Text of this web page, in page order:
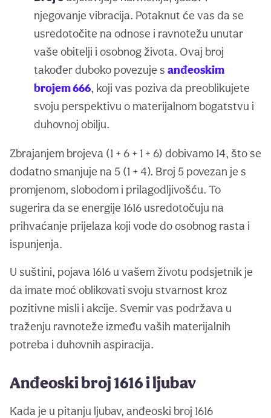
njegovanje vibracija. Potaknut će vas da se
usredotočite na odnose i ravnotežu unutar
vaše obitelji i osobnog života. Ovaj broj
također duboko povezuje s anđeoskim
brojem 666, koji vas poziva da preoblikujete
svoju perspektivu o materijalnom bogatstvu i
duhovnoj obilju.
Zbrajanjem brojeva (1 + 6 + 1 + 6) dobivamo 14, što se
dodatno smanjuje na 5 (1 + 4). Broj 5 povezan je s
promjenom, slobodom i prilagodljivošću. To
sugerira da se energije 1616 usredotočuju na
prihvaćanje prijelaza koji vode do osobnog rasta i
ispunjenja.
U suštini, pojava 1616 u vašem životu podsjetnik je
da imate moć oblikovati svoju stvarnost kroz
pozitivne misli i akcije. Svemir vas podržava u
traženju ravnoteže između vaših materijalnih
potreba i duhovnih aspiracija.
Anđeoski broj 1616 i ljubav
Kada je u pitanju ljubav, anđeoski broj 1616